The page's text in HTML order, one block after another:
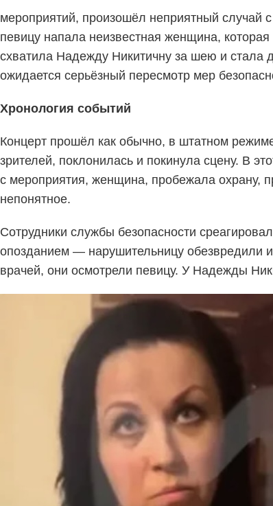
мероприятий, произошёл неприятный
певицу напала неизвестная женщина,
схватила Надежду Никитичну за шею и
ожидается серьёзный пересмотр мер
Хронология событий
Концерт прошёл как обычно, в штатном
зрителей, поклонилась и покинула сцену. В
с мероприятия, женщина, пробежала охрану,
непонятное.
Сотрудники службы безопасности
опозданием — нарушительницу обезвредили
врачей, они осмотрели певицу. У Надежды